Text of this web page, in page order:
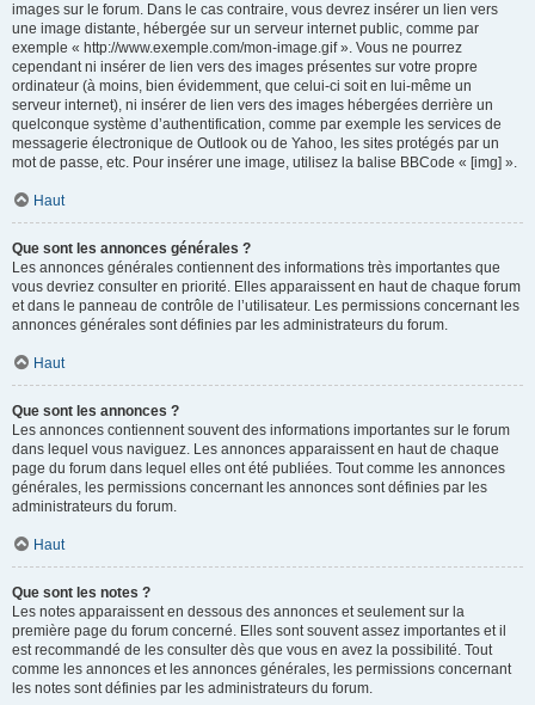
images sur le forum. Dans le cas contraire, vous devrez insérer un lien vers
une image distante, hébergée sur un serveur internet public, comme par
exemple « http://www.exemple.com/mon-image.gif ». Vous ne pourrez
cependant ni insérer de lien vers des images présentes sur votre propre
ordinateur (à moins, bien évidemment, que celui-ci soit en lui-même un
serveur internet), ni insérer de lien vers des images hébergées derrière un
quelconque système d’authentification, comme par exemple les services de
messagerie électronique de Outlook ou de Yahoo, les sites protégés par un
mot de passe, etc. Pour insérer une image, utilisez la balise BBCode « [img] ».
Haut
Que sont les annonces générales ?
Les annonces générales contiennent des informations très importantes que
vous devriez consulter en priorité. Elles apparaissent en haut de chaque forum
et dans le panneau de contrôle de l’utilisateur. Les permissions concernant les
annonces générales sont définies par les administrateurs du forum.
Haut
Que sont les annonces ?
Les annonces contiennent souvent des informations importantes sur le forum
dans lequel vous naviguez. Les annonces apparaissent en haut de chaque
page du forum dans lequel elles ont été publiées. Tout comme les annonces
générales, les permissions concernant les annonces sont définies par les
administrateurs du forum.
Haut
Que sont les notes ?
Les notes apparaissent en dessous des annonces et seulement sur la
première page du forum concerné. Elles sont souvent assez importantes et il
est recommandé de les consulter dès que vous en avez la possibilité. Tout
comme les annonces et les annonces générales, les permissions concernant
les notes sont définies par les administrateurs du forum.